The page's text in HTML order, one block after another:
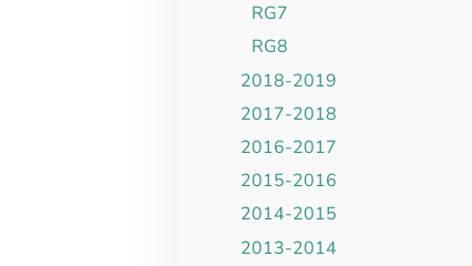
RG7
RG8
2018-2019
2017-2018
2016-2017
2015-2016
2014-2015
2013-2014